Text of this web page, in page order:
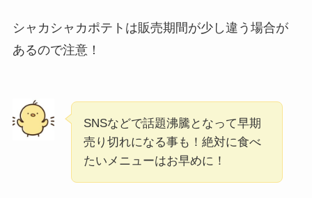
シャカシャカポテトは販売期間が少し違う場合が
あるので注意！
SNSなどで話題沸騰となって早期
売り切れになる事も！絶対に食べ
たいメニューはお早めに！